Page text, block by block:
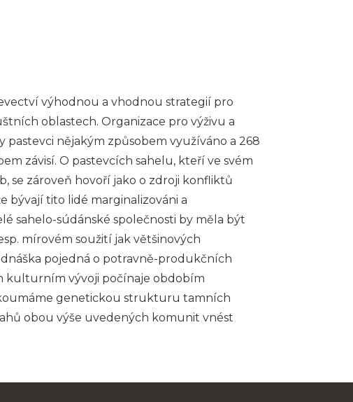
výhodnou a vhodnou strategií pro
oblastech. Organizace pro výživu a
pastevci nějakým způsobem využíváno a 268
závisí. O pastevcích sahelu, kteří ve svém
se zároveň hovoří jako o zdroji konfliktů
bývají tito lidé marginalizováni a
sahelo-súdánské společnosti by měla být
mírovém soužití jak většinových
pojedná o potravně-produkčních
kulturním vývoji počínaje obdobím
genetickou strukturu tamních
obou výše uvedených komunit vnést